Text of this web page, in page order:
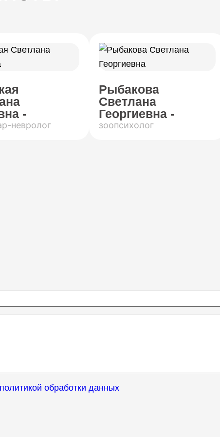
-
невролог
Рыбакова
Светлана
Георгиевна -
зоопсихолог
политикой обработки данных